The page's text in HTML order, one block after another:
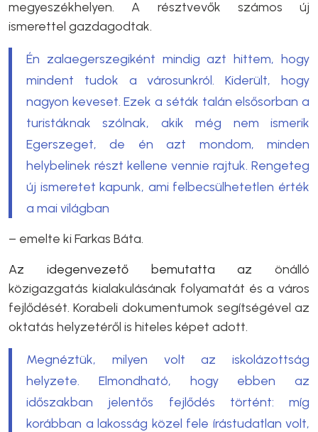
megyeszékhelyen. A résztvevők számos új
ismerettel gazdagodtak.
Én zalaegerszegiként mindig azt hittem, hogy
mindent tudok a városunkról. Kiderült, hogy
nagyon keveset. Ezek a séták talán elsősorban a
turistáknak szólnak, akik még nem ismerik
Egerszeget, de én azt mondom, minden
helybelinek részt kellene vennie rajtuk. Rengeteg
új ismeretet kapunk, ami felbecsülhetetlen érték
a mai világban
– emelte kiFarkas Báta.
Az idegenvezető bemutatta az önálló
közigazgatás kialakulásának folyamatát és a város
fejlődését. Korabeli dokumentumok segítségével az
oktatás helyzetéről is hiteles képet adott.
Megnéztük, milyen volt az iskolázottság
helyzete. Elmondható, hogy ebben az
időszakban jelentős fejlődés történt: míg
korábban a lakosság közel fele írástudatlan volt,